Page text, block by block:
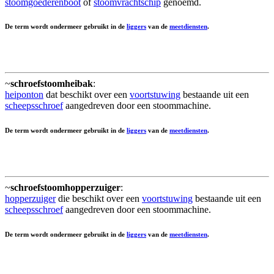
De term wordt ondermeer gebruikt in de liggers van de meetdiensten.
~schroefstoomheibak:
heiponton dat beschikt over een voortstuwing bestaande uit een
scheepsschroefaangedreven door een stoommachine.
De term wordt ondermeer gebruikt in de liggers van de meetdiensten.
~schroefstoomhopperzuiger:
hopperzuigerdie beschikt over een voortstuwing bestaande uit een
scheepsschroefaangedreven door een stoommachine.
De term wordt ondermeer gebruikt in de liggers van de meetdiensten.